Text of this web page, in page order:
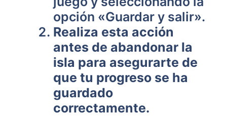
opción «Guardar⁤ y salir».
Realiza esta acción
antes de abandonar la
isla para⁢ asegurarte de
que⁢ tu progreso se ha
guardado
‌correctamente.